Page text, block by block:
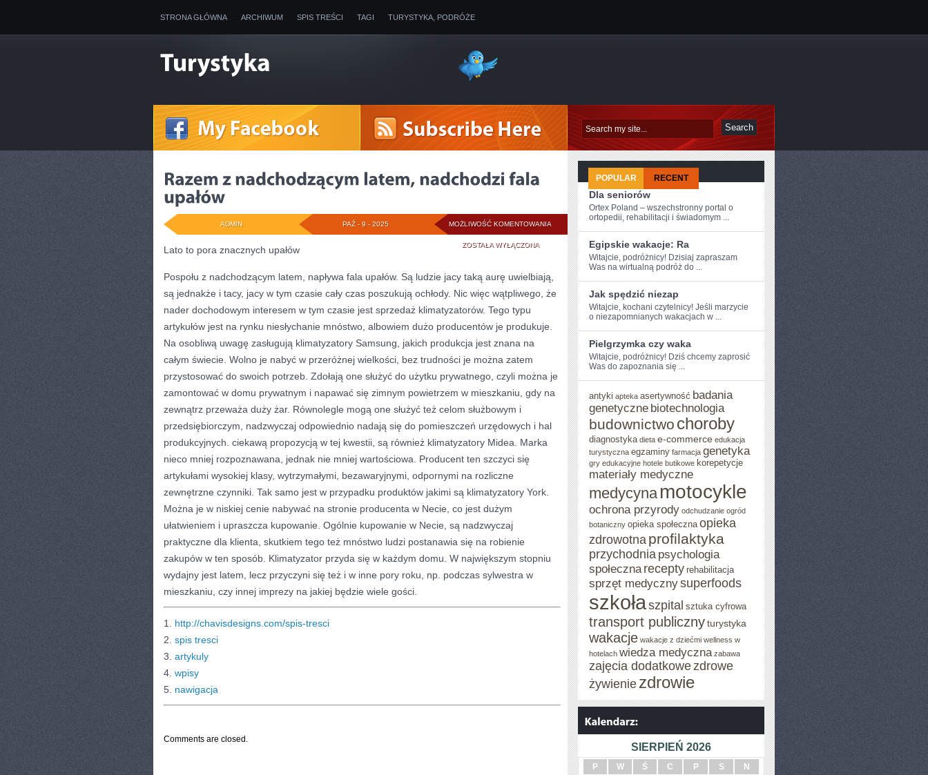
STRONA GŁÓWNA ARCHIWUM SPIS TREŚCI TAGI TURYSTYKA, PODRÓŻE
MOŻLIWOŚĆ KOMENTOWANIA RAZEM
NADCHODZĄCYM
LATEM,
NADCHODZI
FALA
UPAŁÓW
ZOSTAŁA WYŁĄCZONA
PAŹ - 9 - 2025
ADMIN
Lato to pora znacznych upałów
Pospołu z nadchodzącym latem, napływa fala upałów. Są ludzie jacy taką aurę uwielbiają,
są jednakże i tacy, jacy w tym czasie cały czas poszukują ochłody. Nic więc wątpliwego, że
nader dochodowym interesem w tym czasie jest sprzedaż klimatyzatorów. Tego typu
artykułów jest na rynku niesłychanie mnóstwo, albowiem dużo producentów je produkuje.
Na osobliwą uwagę zasługują klimatyzatory Samsung, jakich produkcja jest znana na
całym świecie. Wolno je nabyć w przeróżnej wielkości, bez trudności je można zatem
przystosować do swoich potrzeb. Zdołają one służyć do użytku prywatnego, czyli można je
zamontować w domu prywatnym i napawać się zimnym powietrzem w mieszkaniu, gdy na
zewnątrz przeważa duży żar. Równolegle mogą one służyć też celom służbowym i
przedsiębiorczym, nadzwyczaj odpowiednio nadają się do pomieszczeń urzędowych i hal
produkcyjnych. ciekawą propozycją w tej kwestii, są również klimatyzatory Midea. Marka
nieco mniej rozpoznawana, jednak nie mniej wartościowa. Producent ten szczyci się
artykułami wysokiej klasy, wytrzymałymi, bezawaryjnymi, odpornymi na rozliczne
zewnętrzne czynniki. Tak samo jest w przypadku produktów jakimi są klimatyzatory York.
Można je w niskiej cenie nabywać na stronie producenta w Necie, co jest dużym
ułatwieniem i upraszcza kupowanie. Ogólnie kupowanie w Necie, są nadzwyczaj
praktyczne dla klienta, skutkiem tego też mnóstwo ludzi postanawia się na robienie
zakupów w ten sposób. Klimatyzator przyda się w każdym domu. W największym stopniu
wydajny jest latem, lecz przyczyni się też i w inne pory roku, np. podczas sylwestra w
mieszkaniu, czy innej imprezy na jakiej będzie wiele gości.
1. http://chavisdesigns.com/spis-tresci
2. spis tresci
3. artykuly
4. wpisy
5. nawigacja
Comments are closed.
POPULAR RECENT
Dla seniorów
Ortex Poland – wszechstronny portal o
ortopedii, rehabilitacji i świadomym ...
Egipskie wakacje: Ra
Witajcie, podróżnicy! Dzisiaj ⁢zapraszam
Was na wirtualną ‌podróż do ...
Jak spędzić niezap
Witajcie,⁢ kochani czytelnicy! ‍Jeśli marzycie
o niezapomnianych wakacjach w ...
Pielgrzymka czy waka
Witajcie, podróżnicy! Dziś chcemy ​zaprosić
Was do zapoznania się ...
antyki apteka asertywność badania
genetyczne biotechnologia
budownictwo choroby
diagnostyka dieta e-commerce edukacja
turystyczna egzaminy farmacja genetyka
gry edukacyjne hotele butikowe korepetycje
materiały medyczne
medycyna motocykle
ochrona przyrody odchudzanie ogród
botaniczny opieka społeczna opieka
zdrowotna profilaktyka
przychodnia psychologia
społeczna recepty rehabilitacja
sprzęt medycznysuperfoods
szkołaszpital sztuka cyfrowa
transport publicznyturystyka
wakacje wakacje z dziećmi wellness w
hotelach wiedza medyczna zabawa
zajęcia dodatkowezdrowe
żywienie zdrowie
SIERPIEŃ 2026
P W Ś C P S
N